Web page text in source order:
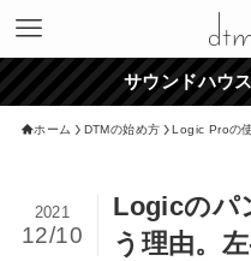
サウンドハウ
ホーム DTMの始め方 Logic Proの
Logicのパ
う理由。
2021
12/10